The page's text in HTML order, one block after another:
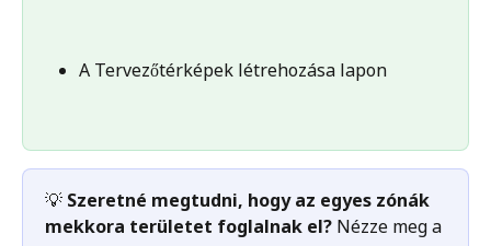
A Tervezőtérképek létrehozása lapon
💡 Szeretné megtudni, hogy az egyes zónák
mekkora területet foglalnak el? Nézze meg a